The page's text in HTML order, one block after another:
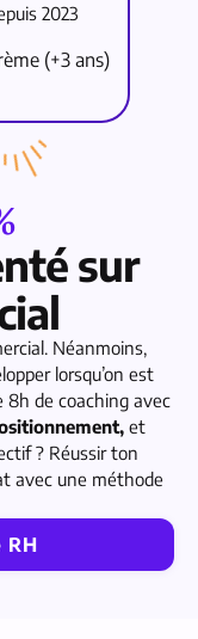
2023
(+3 ans)
sur
Néanmoins,
lorsqu’on est
8h de coaching avec
et
? Réussir ton
avec une méthode
RH